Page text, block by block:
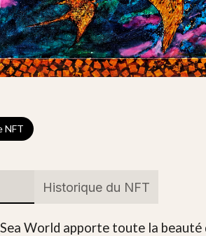
NFT
Historique du NFT
World apporte toute la